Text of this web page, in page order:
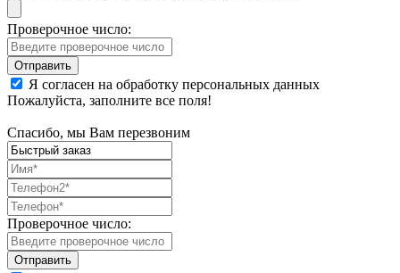
Проверочное число:
Я согласен на обработку персональных данных
Пожалуйста, заполните все поля!
Спасибо, мы Вам перезвоним
Проверочное число: